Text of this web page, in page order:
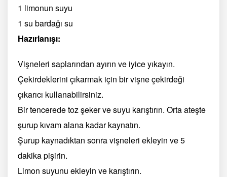
1 limonun suyu
1 su bardağı su
Hazırlanışı:
Vişneleri saplarından ayırın ve iyice yıkayın.
Çekirdeklerini çıkarmak için bir vişne çekirdeği
çıkarıcı kullanabilirsiniz.
Bir tencerede toz şeker ve suyu karıştırın. Orta ateşte
şurup kıvam alana kadar kaynatın.
Şurup kaynadıktan sonra vişneleri ekleyin ve 5
dakika pişirin.
Limon suyunu ekleyin ve karıştırın.